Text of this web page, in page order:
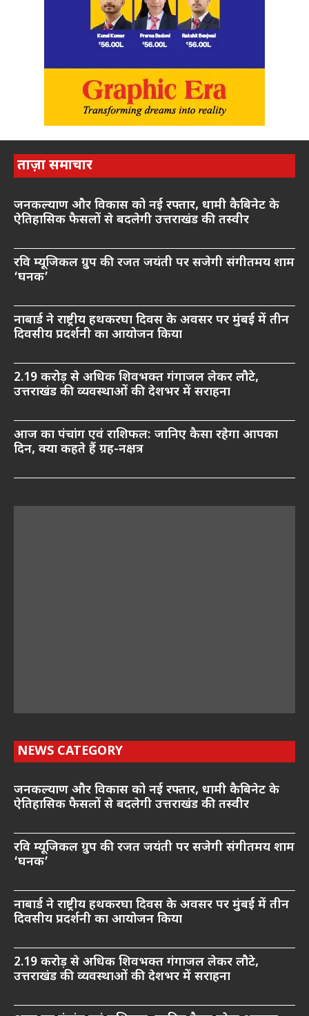
ताज़ा समाचार
जनकल्याण और विकास को नई रफ्तार, धामी कैबिनेट के
ऐतिहासिक फैसलों से बदलेगी उत्तराखंड की तस्वीर
रवि म्यूजिकल ग्रुप की रजत जयंती पर सजेगी संगीतमय शाम
‘घनक’
नाबार्ड ने राष्ट्रीय हथकरघा दिवस के अवसर पर मुंबई में तीन
दिवसीय प्रदर्शनी का आयोजन किया
2.19 करोड़ से अधिक शिवभक्त गंगाजल लेकर लौटे,
उत्तराखंड की व्यवस्थाओं की देशभर में सराहना
आज का पंचांग एवं राशिफल: जानिए कैसा रहेगा आपका
दिन, क्या कहते हैं ग्रह-नक्षत्र
NEWS CATEGORY
जनकल्याण और विकास को नई रफ्तार, धामी कैबिनेट के
ऐतिहासिक फैसलों से बदलेगी उत्तराखंड की तस्वीर
रवि म्यूजिकल ग्रुप की रजत जयंती पर सजेगी संगीतमय शाम
‘घनक’
नाबार्ड ने राष्ट्रीय हथकरघा दिवस के अवसर पर मुंबई में तीन
दिवसीय प्रदर्शनी का आयोजन किया
2.19 करोड़ से अधिक शिवभक्त गंगाजल लेकर लौटे,
उत्तराखंड की व्यवस्थाओं की देशभर में सराहना